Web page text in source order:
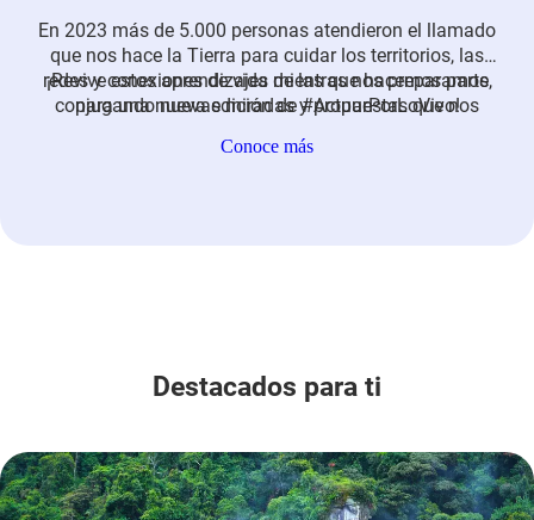
En 2023 más de 5.000 personas atendieron el llamado
que nos hace la Tierra para cuidar los territorios, las
redes y conexiones de vida de las que hacemos parte,
conjugando nuevas miradas y propuestas que nos
cotidianos, la manera en que nos relacionamos con
¡Revive estos aprendizajes mientras nos preparamos
para una nueva edición de #ActuarPorLoVivo!
Conoce más
Destacados para ti